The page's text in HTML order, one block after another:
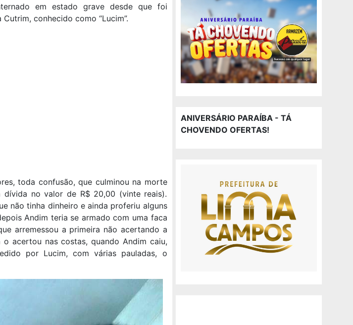
em estado grave desde que foi
conhecido como “Lucim”.
toda confusão, que culminou na morte
no valor de R$ 20,00 (vinte reais).
não tinha dinheiro e ainda proferiu alguns
Andim teria se armado com uma faca
arremessou a primeira não acertando a
acertou nas costas, quando Andim caiu,
por Lucim, com várias pauladas, o
ANIVERSÁRIO PARAÍBA - TÁ
CHOVENDO OFERTAS!